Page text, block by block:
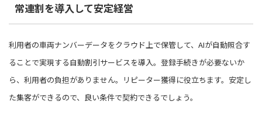
常連割を導入して安定経営
利用者の車両ナンバーデータをクラウド上で保管して、AIが自動照合す
ることで実現する自動割引サービスを導入。登録手続きが必要ないか
ら、利用者の負担がありません。リピーター獲得に役立ちます。安定し
た集客ができるので、良い条件で契約できるでしょう。